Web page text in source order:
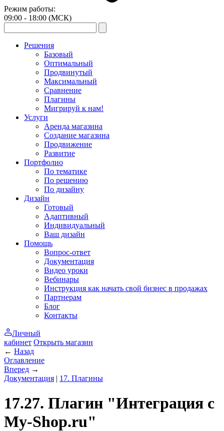
Режим работы:
09:00 - 18:00 (МСК)
Решения
Базовый
Оптимальный
Продвинутый
Максимальный
Сравнение
Плагины
Мигрируй к нам!
Услуги
Аренда магазина
Создание магазина
Продвижение
Развитие
Портфолио
По тематике
По решению
По дизайну
Дизайн
Готовый
Адаптивный
Индивидуальный
Ваш дизайн
Помощь
Вопрос-ответ
Документация
Видео уроки
Вебинары
Инструкция как начать свой бизнес в продажах
Партнерам
Блог
Контакты
Личный
кабинет Открыть магазин
← Назад
Оглавление
Вперед →
Документация
17. Плагины
17.27. Плагин "Интеграция с
My-Shop.ru"